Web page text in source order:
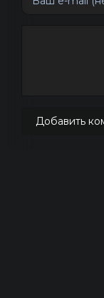
Добавить